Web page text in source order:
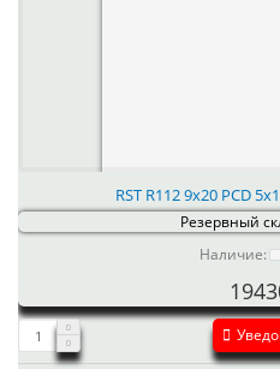
RST R112 9x20 PCD
Резервный
Наличие: